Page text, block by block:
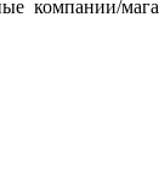
компании/